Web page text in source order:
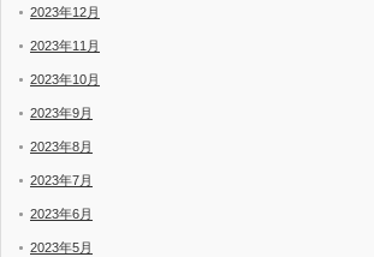
2023年12月
2023年11月
2023年10月
2023年9月
2023年8月
2023年7月
2023年6月
2023年5月